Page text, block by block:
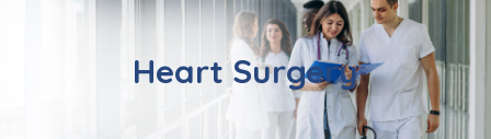
Heart Surgery